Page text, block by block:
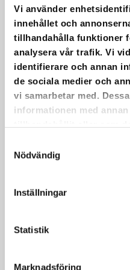
Vi använder
innehållet och
tillhandahålla funktioner
analysera vår trafik. Vi
identifierare och annan
de sociala medier och
vi samarbetar med.
informationen med
Nödvändig
Inställningar
Statistik
Marknadsföring